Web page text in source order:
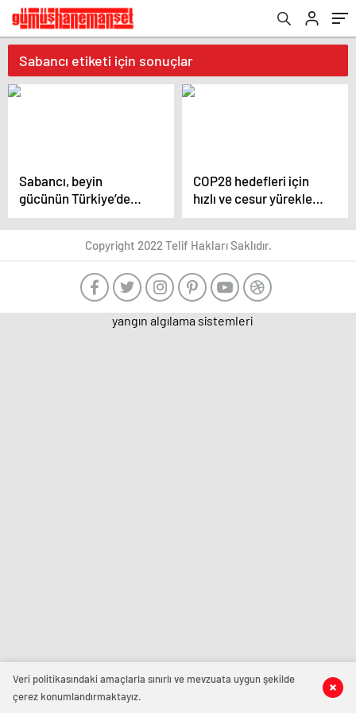
Sabancı etiketi için sonuçlar
Sabancı, beyin
gücünün Türkiye’de
kalması için yeni bir
proje başlattı: Gençlik
COP28 hedefleri için
hızlı ve cesur yüreklere
ihtiyaç var
Copyright 2022 Telif Hakları Saklıdır.
Veri politikasındaki amaçlarla sınırlı ve mevzuata uygun şekilde
çerez konumlandırmaktayız.
yangın algılama sistemleri